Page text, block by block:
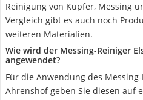
Reinigung von Kupfer, Messing
Vergleich gibt es auch noch
weiteren Materialien.
Wie wird der Messing-Reiniger
angewendet?
Für die Anwendung des
Ahrenshof geben Sie diesen auf